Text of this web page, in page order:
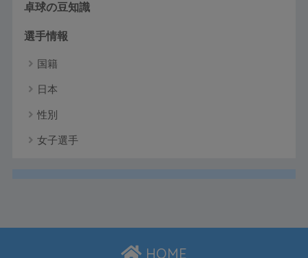
卓球の豆知識
選手情報
国籍
日本
性別
女子選手
HOME